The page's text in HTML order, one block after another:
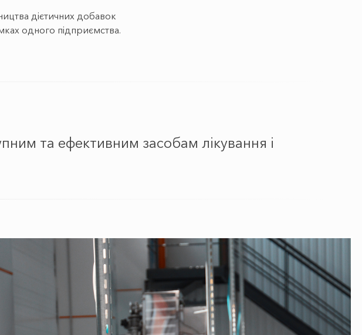
дієтичних добавок
одного підприємства.
та ефективним засобам лікування і